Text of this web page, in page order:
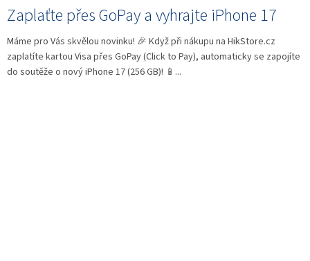
Zaplaťte přes GoPay a vyhrajte iPhone 17
Máme pro Vás skvělou novinku! 🎉 Když při nákupu na HikStore.cz
zaplatíte kartou Visa přes GoPay (Click to Pay), automaticky se zapojíte
do soutěže o nový iPhone 17 (256 GB)! 📱...